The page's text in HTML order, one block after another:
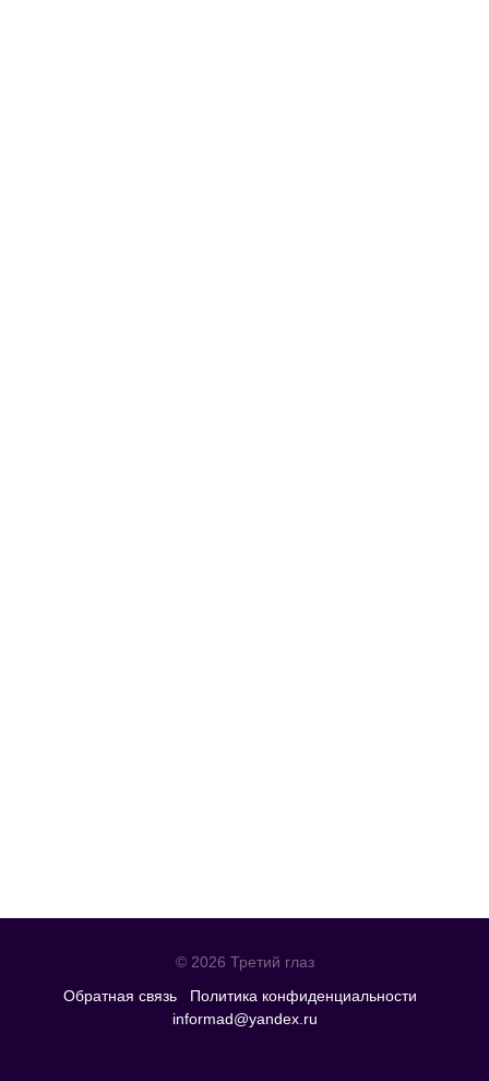
© 2026 Третий глаз
Обратная связь
Политика конфиденциальности
informad@yandex.ru